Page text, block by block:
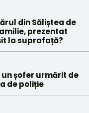
din Săliștea de
prezentat
la suprafață?
șofer urmărit de
de poliție